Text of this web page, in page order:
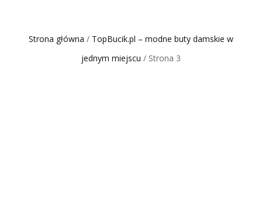
Strona główna / TopBucik.pl – modne buty damskie w
jednym miejscu / Strona 3